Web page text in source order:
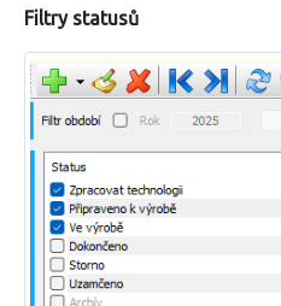
Filtry statusů